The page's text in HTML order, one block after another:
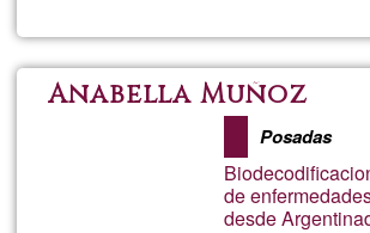
Anabella Muñoz
Posadas
de
desde